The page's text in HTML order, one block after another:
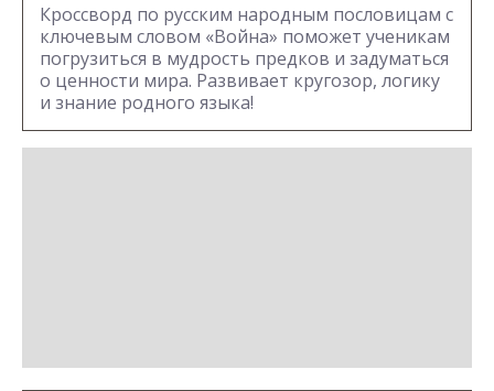
Кроссворд по русским народным пословицам с
ключевым словом «Война» поможет ученикам
погрузиться в мудрость предков и задуматься
о ценности мира. Развивает кругозор, логику
и знание родного языка!